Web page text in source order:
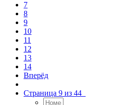
7
8
9
10
11
12
13
14
Вперёд
Страница 9 из 44